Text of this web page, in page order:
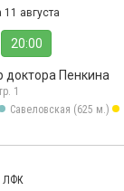
августа
20:00
доктора Пенкина
1
Савеловская (625 м.)
ЛФК